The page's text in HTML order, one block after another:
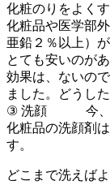
化粧のりをよくす
化粧品や医学部
亜鉛２％以上）
とても安いのが
効果は、ないの
ました。どうし
③ 洗顔 今、我社
化粧品の洗顔剤
す。
どこまで洗えば